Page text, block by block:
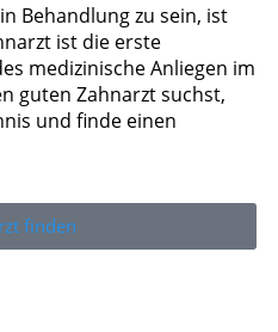
Behandlung zu sein, ist
ist die erste
medizinische Anliegen im
guten Zahnarzt suchst,
und finde einen
finden